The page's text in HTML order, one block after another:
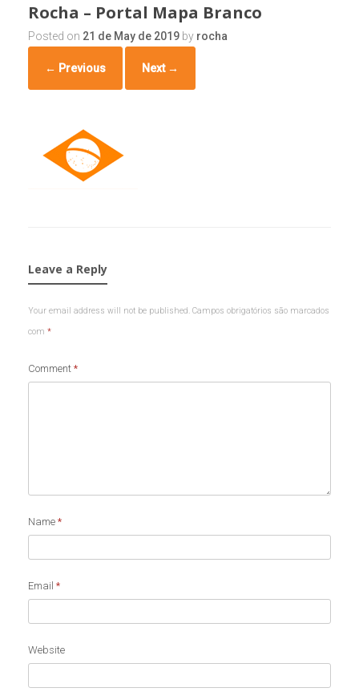
Rocha – Portal Mapa Branco
Posted on 21 de May de 2019 by rocha
← Previous Next →
Leave a Reply
Your email address will not be published. Campos obrigatórios são marcados
com *
Comment *
Name *
Email *
Website